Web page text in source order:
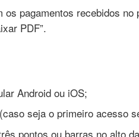
os pagamentos recebidos
PDF”.
Android ou iOS;
seja o primeiro acesso
pontos ou barras no alto